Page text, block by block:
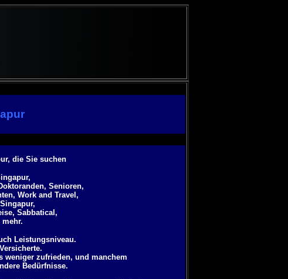
die Sie suchen
Senioren,
Work and Travel,
Sabbatical,
Leistungsniveau.
weniger zufrieden, und manchem
Bedürfnisse.